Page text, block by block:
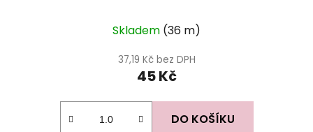
Skladem (36 m)
37,19 Kč bez DPH
45 Kč
DO KOŠÍKU